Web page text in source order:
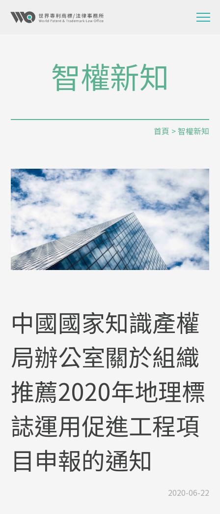
智權新知
首頁 > 智權新知
中國國家知識產權
局辦公室關於組織
推薦2020年地理標
誌運用促進工程項
目申報的通知
2020-06-22